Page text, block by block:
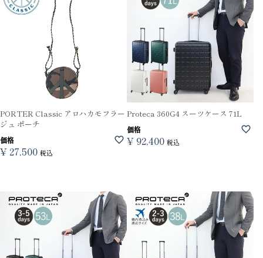
PORTER Classic アロハカモフラー
ジュ ポーチ
価格
¥ 27,500 税込
Proteca 360G4 スーツケース 71L
価格
¥ 92,400 税込